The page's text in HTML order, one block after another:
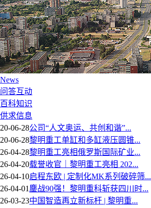
News
问答互动
百科知识
供求信息
20-06-28公司“人文奥运、共创和谐”...
20-06-28黎明重工单缸和多缸液压圆锥...
26-04-28黎明重工亮相俄罗斯国际矿业...
26-04-20载誉收官｜黎明重工亮相 202...
26-04-10启程东欧 | 定制化MK系列破碎筛...
26-04-01 鏖战90强！黎明重科斩获四川时...
26-03-23中国智造再立新标杆 | 黎明重...